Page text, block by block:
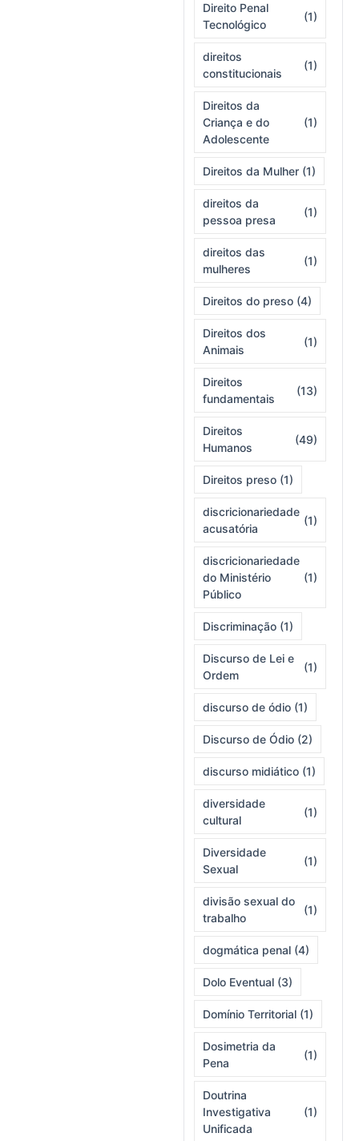
Direito Penal
Tecnológico
(1)
direitos
constitucionais
(1)
Direitos da
Criança e do
Adolescente
(1)
Direitos da Mulher (1)
direitos da
pessoa presa
(1)
direitos das
mulheres
(1)
Direitos do preso (4)
Direitos dos
Animais
(1)
Direitos
fundamentais
(13)
Direitos
Humanos
(49)
Direitos preso (1)
discricionariedade
acusatória
(1)
discricionariedade
do Ministério
Público
(1)
Discriminação (1)
Discurso de Lei e
Ordem
(1)
discurso de ódio (1)
Discurso de Ódio (2)
discurso midiático (1)
diversidade
cultural
(1)
Diversidade
Sexual
(1)
divisão sexual do
trabalho
(1)
dogmática penal (4)
Dolo Eventual (3)
Domínio Territorial (1)
Dosimetria da
Pena
(1)
Doutrina
Investigativa
Unificada
(1)